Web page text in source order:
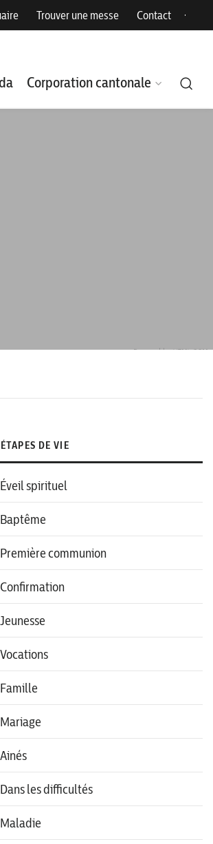
Trouver une messe Contact
Corporation cantonale
ÉTAPES DE VIE
Éveil spirituel
Baptême
Première communion
Confirmation
Jeunesse
Vocations
Famille
Mariage
Ainés
Dans les difficultés
Maladie